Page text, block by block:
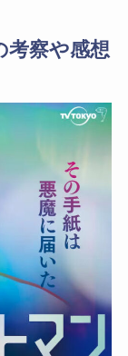
考察や感想